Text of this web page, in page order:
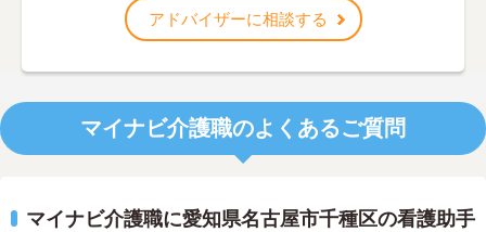
アドバイザーに相談する
マイナビ介護職のよくあるご質問
マイナビ介護職に愛知県名古屋市千種区の看護助手